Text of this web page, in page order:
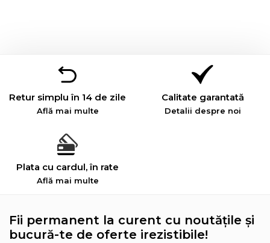
Retur simplu în 14 de zile
Află mai multe
Calitate garantată
Detalii despre noi
Plata cu cardul, în rate
Află mai multe
Fii permanent la curent cu noutățile și
bucură-te de oferte irezistibile!